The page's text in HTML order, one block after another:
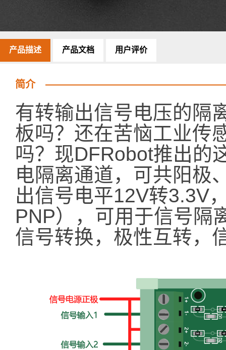
产品描述 产品文档 用户评价
简介
有转输出信号电压的隔
板吗？还在苦恼工业传
吗？现DFRobot推出的
电隔离通道，可共阳极
出信号电平12V转3.3V
PNP），可用于信号隔
信号转换，极性互转，